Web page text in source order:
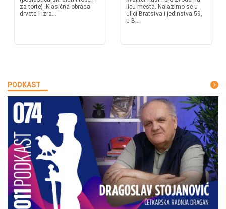
za torte)- Klasična obrada
drveta i izra...
licu mesta. Nalazimo se u
ulici Bratstva i jedinstva 59,
u B...
PODKAST